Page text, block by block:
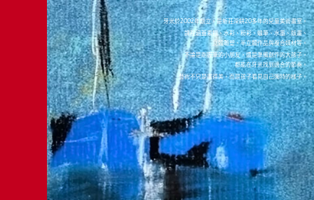
牙米於2002年創立，是新莊深耕20多年的兒童美術畫室。
課程涵蓋素描、水彩、粉彩、蠟筆、水墨、版畫、
立體雕塑、半立體作品與複合媒材等。
不論是剛握筆的小朋友，還是準備創作的大孩子，
都能在牙米找到適合的節奏。
藝術不只是畫得美，而是孩子看見自己獨特的樣子。